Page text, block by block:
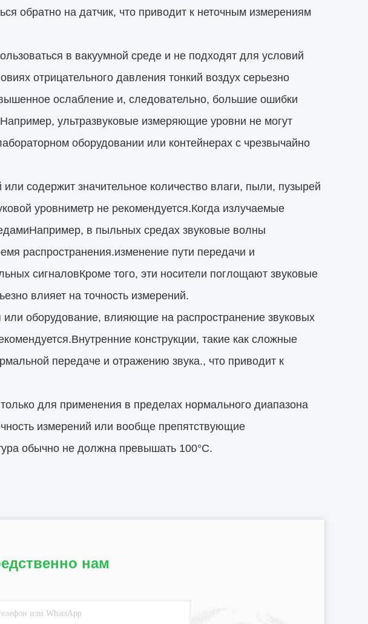
обратно на датчик, что приводит к неточным измерениям
в вакуумной среде и не подходят для условий
отрицательного давления тонкий воздух серьезно
ослабление и, следовательно, большие ошибки
ультразвуковые измеряющие уровни не могут
оборудовании или контейнерах с чрезвычайно
содержит значительное количество влаги, пыли, пузырей
уровниметр не рекомендуется.Когда излучаемые
в пыльных средах звуковые волны
распространения.изменение пути передачи и
сигналовКроме того, эти носители поглощают звуковые
влияет на точность измерений.
или оборудование, влияющие на распространение звуковых
конструкции, такие как сложные
передаче и отражению звука., что приводит к
для применения в пределах нормального диапазона
измерений или вообще препятствующие
обычно не должна превышать 100°C.
нам